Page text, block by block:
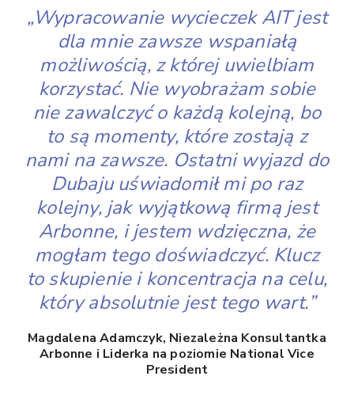
„Wypracowanie wycieczek AIT jest
dla mnie zawsze wspaniałą
możliwością, z której uwielbiam
korzystać. Nie wyobrażam sobie
nie zawalczyć o każdą kolejną, bo
to są momenty, które zostają z
nami na zawsze. Ostatni wyjazd do
Dubaju uświadomił mi po raz
kolejny, jak wyjątkową firmą jest
Arbonne, i jestem wdzięczna, że
mogłam tego doświadczyć. Klucz
to skupienie i koncentracja na celu,
który absolutnie jest tego wart.”
Magdalena Adamczyk, Niezależna Konsultantka
Arbonne i Liderka na poziomie National Vice
President